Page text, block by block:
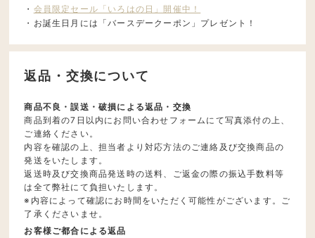
・ 会員限定セール「いろはの日」開催中！
・お誕生日月には「バースデークーポン」プレゼント！
返品・交換について
商品不良・誤送・破損による返品・交換
商品到着の7日以内にお問い合わせフォームにて写真添付の上、
ご連絡ください。
内容を確認の上、担当者より対応方法のご連絡及び交換商品の
発送をいたします。
返送時及び交換商品発送時の送料、ご返金の際の振込手数料等
は全て弊社にて負担いたします。
※内容によって確認にお時間をいただく可能性がございます。ご
了承くださいませ。
お客様ご都合による返品